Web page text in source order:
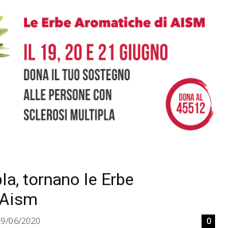
tornano le Erbe
06/2020 0